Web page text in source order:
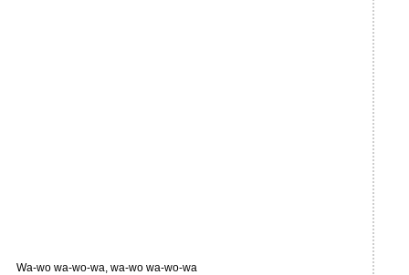
Wa-wo wa-wo-wa, wa-wo wa-wo-wa